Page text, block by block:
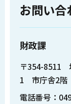
お問い合
財政課
〒354-8511
1 市庁舎2階
電話番号：